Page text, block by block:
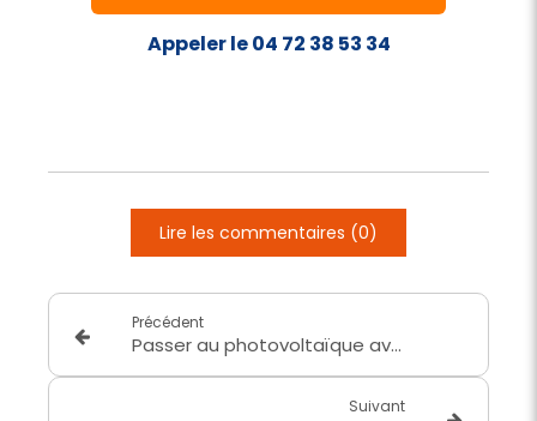
Appeler le 04 72 38 53 34
Lire les commentaires (0)
Précédent
Passer au photovoltaïque avec Avenir Energie RGE depuis 2011
Suivant